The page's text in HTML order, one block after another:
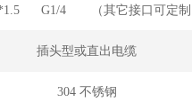
G1/4 （其它接口可定制
插头型或直出电缆
304 不锈钢